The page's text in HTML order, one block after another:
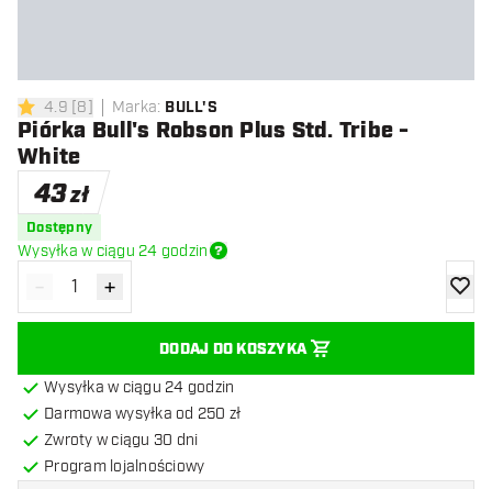
4.9 gwiazdki oceny
4.9 [8] Marka: BULL'S
Piórka Bull's Robson Plus Std. Tribe -
White
43zł
Dostępny
Wysyłka w ciągu 24 godzin
Zmniejsz ilość
- Zwiększ ilość
+
DODAJ DO KOSZYKA
Wysyłka w ciągu 24 godzin
Darmowa wysyłka od 250 zł
Zwroty w ciągu 30 dni
Program lojalnościowy